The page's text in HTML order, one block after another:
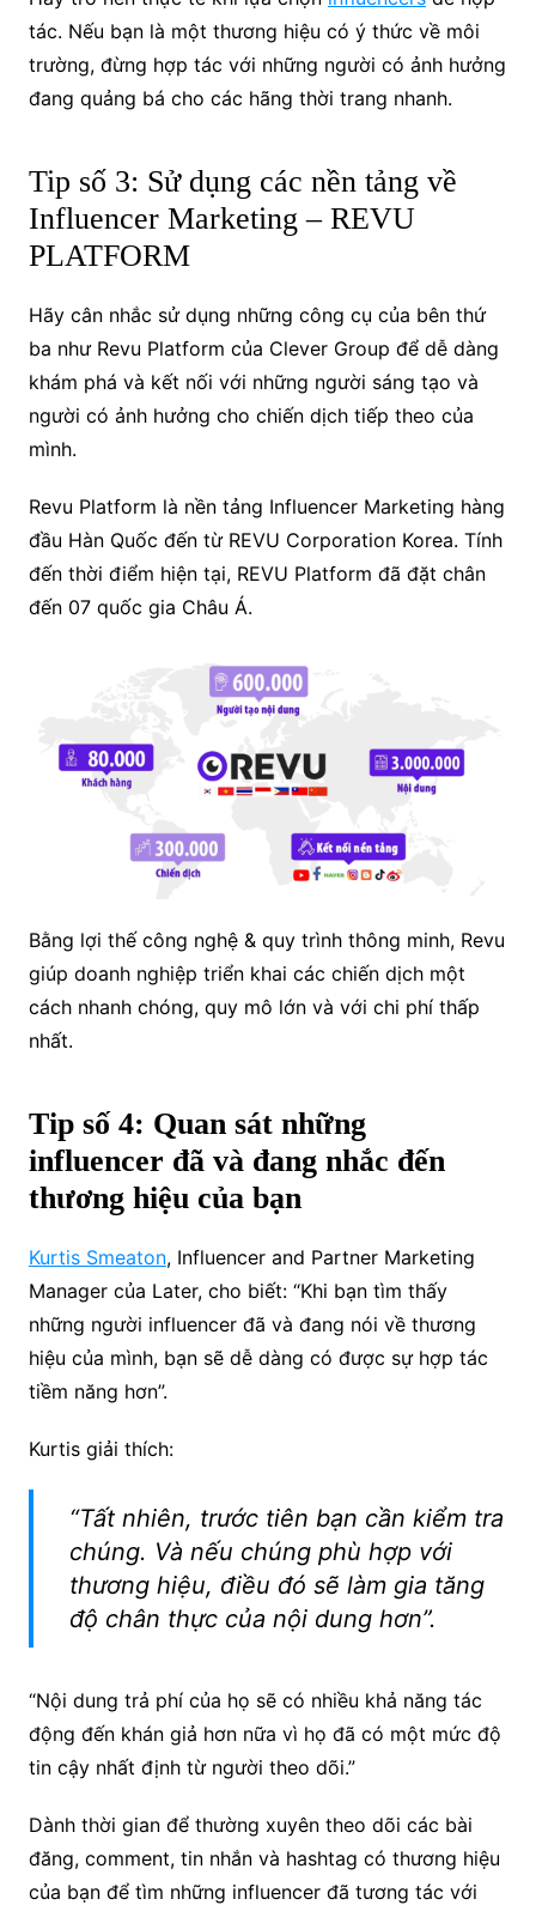
tác. Nếu bạn là một thương hiệu có ý thức về môi
trường, đừng hợp tác với những người có ảnh hưởng
đang quảng bá cho các hãng thời trang nhanh.
Tip số 3: Sử dụng các nền tảng về
Influencer Marketing – REVU
PLATFORM
Hãy cân nhắc sử dụng những công cụ của bên thứ
ba như Revu Platform của Clever Group để dễ dàng
khám phá và kết nối với những người sáng tạo và
người có ảnh hưởng cho chiến dịch tiếp theo của
mình.
Revu Platform là nền tảng Influencer Marketing hàng
đầu Hàn Quốc đến từ REVU Corporation Korea. Tính
đến thời điểm hiện tại, REVU Platform đã đặt chân
đến 07 quốc gia Châu Á.
Bằng lợi thế công nghệ & quy trình thông minh, Revu
giúp doanh nghiệp triển khai các chiến dịch một
cách nhanh chóng, quy mô lớn và với chi phí thấp
nhất.
Tip số 4: Quan sát những
influencer đã và đang nhắc đến
thương hiệu của bạn
Kurtis Smeaton, Influencer and Partner Marketing
Manager của Later, cho biết: “Khi bạn tìm thấy
những người influencer đã và đang nói về thương
hiệu của mình, bạn sẽ dễ dàng có được sự hợp tác
tiềm năng hơn”.
Kurtis giải thích:
“Tất nhiên, trước tiên bạn cần kiểm tra
chúng. Và nếu chúng phù hợp với
thương hiệu, điều đó sẽ làm gia tăng
độ chân thực của nội dung hơn”.
“Nội dung trả phí của họ sẽ có nhiều khả năng tác
động đến khán giả hơn nữa vì họ đã có một mức độ
tin cậy nhất định từ người theo dõi.”
Dành thời gian để thường xuyên theo dõi các bài
đăng, comment, tin nhắn và hashtag có thương hiệu
của bạn để tìm những influencer đã tương tác với